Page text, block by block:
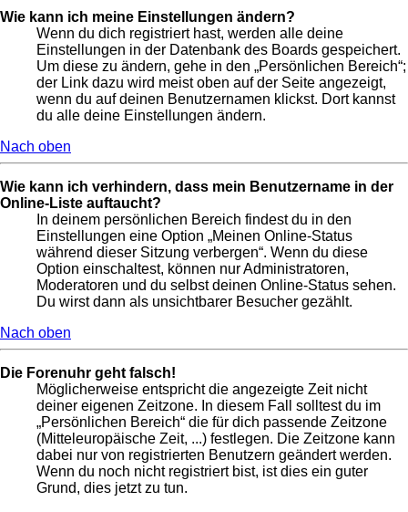
Wie kann ich meine Einstellungen ändern?
Wenn du dich registriert hast, werden alle deine
Einstellungen in der Datenbank des Boards gespeichert.
Um diese zu ändern, gehe in den „Persönlichen Bereich“;
der Link dazu wird meist oben auf der Seite angezeigt,
wenn du auf deinen Benutzernamen klickst. Dort kannst
du alle deine Einstellungen ändern.
Nach oben
Wie kann ich verhindern, dass mein Benutzername in der
Online-Liste auftaucht?
In deinem persönlichen Bereich findest du in den
Einstellungen eine Option „Meinen Online-Status
während dieser Sitzung verbergen“. Wenn du diese
Option einschaltest, können nur Administratoren,
Moderatoren und du selbst deinen Online-Status sehen.
Du wirst dann als unsichtbarer Besucher gezählt.
Nach oben
Die Forenuhr geht falsch!
Möglicherweise entspricht die angezeigte Zeit nicht
deiner eigenen Zeitzone. In diesem Fall solltest du im
„Persönlichen Bereich“ die für dich passende Zeitzone
(Mitteleuropäische Zeit, ...) festlegen. Die Zeitzone kann
dabei nur von registrierten Benutzern geändert werden.
Wenn du noch nicht registriert bist, ist dies ein guter
Grund, dies jetzt zu tun.